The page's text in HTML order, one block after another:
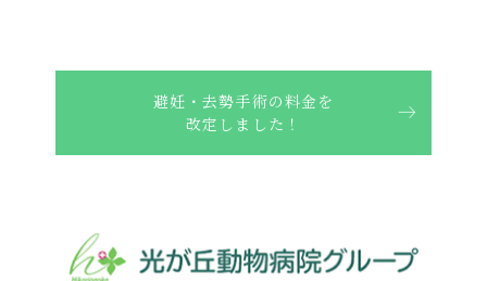
避妊・去勢手術の料金を
改定しました！